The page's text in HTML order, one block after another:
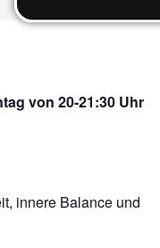
von 20-21:30 Uhr
innere Balance und